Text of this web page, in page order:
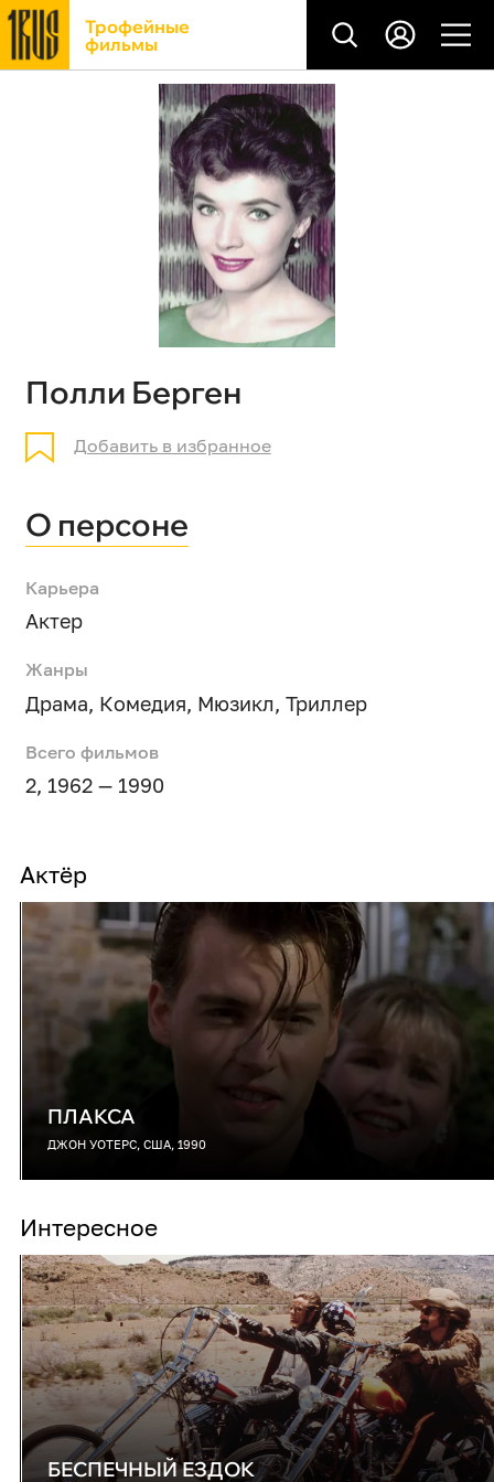
Трофейные
фильмы
Полли Берген
Добавить в избранное
О персоне
Карьера
Актер
Жанры
Драма, Комедия, Мюзикл, Триллер
Всего фильмов
2, 1962 — 1990
Актёр
ПЛАКСА
ДЖОН УОТЕРС, США, 1990
Интересное
БЕСПЕЧНЫЙ ЕЗДОК